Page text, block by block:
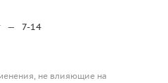
— 7-14
не влияющие на